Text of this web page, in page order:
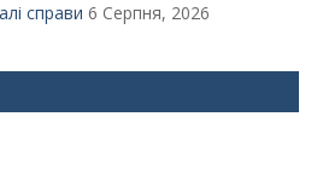
справи 6 Серпня, 2026